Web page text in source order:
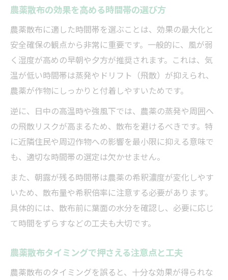
農薬散布の効果を高める時間帯の選び方
農薬散布に適した時間帯を選ぶことは、効果の最大化と
安全確保の観点から非常に重要です。一般的に、風が弱
く湿度が高めの早朝や夕方が推奨されます。これは、気
温が低い時間帯は蒸発やドリフト（飛散）が抑えられ、
農薬が作物にしっかりと付着しやすいためです。
逆に、日中の高温時や強風下では、農薬の蒸発や周囲へ
の飛散リスクが高まるため、散布を避けるべきです。特
に近隣住民や周辺作物への影響を最小限に抑える意味で
も、適切な時間帯の選定は欠かせません。
また、朝露が残る時間帯は農薬の希釈濃度が変化しやす
いため、散布量や希釈倍率に注意する必要があります。
具体的には、散布前に葉面の水分を確認し、必要に応じ
て時間をずらすなどの工夫も大切です。
農薬散布タイミングで押さえる注意点と工夫
農薬散布のタイミングを誤ると、十分な効果が得られな